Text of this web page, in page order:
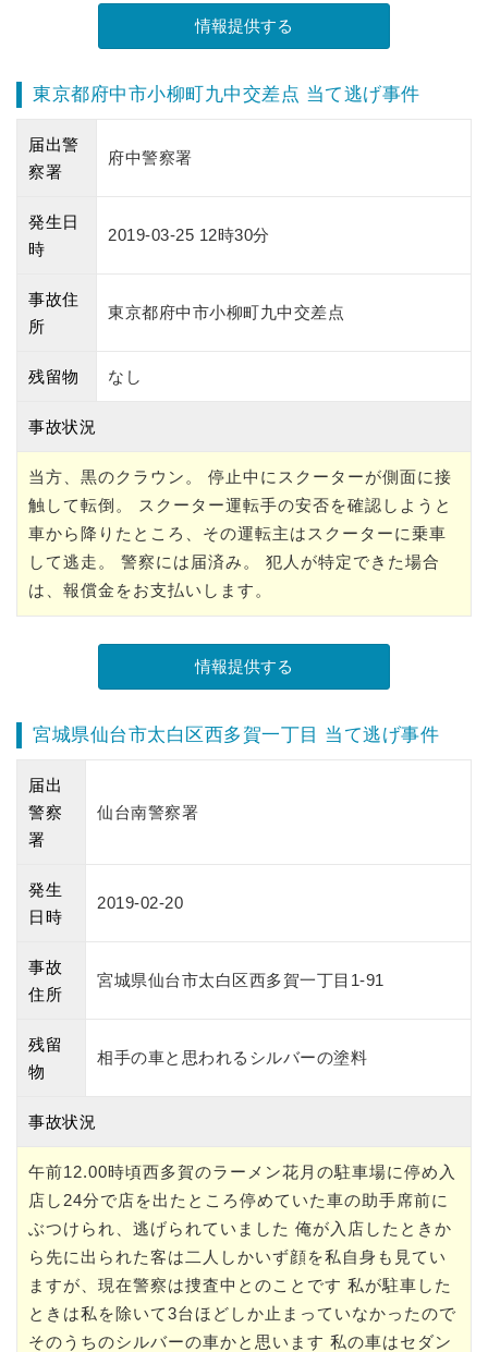
東京都府中市小柳町九中交差点 当て逃げ事件
届出警
察署
府中警察署
発生日
時
2019-03-25 12時30分
事故住
所
東京都府中市小柳町九中交差点
残留物 なし
事故状況
当方、黒のクラウン。 停止中にスクーターが側面に接
触して転倒。 スクーター運転手の安否を確認しようと
車から降りたところ、その運転主はスクーターに乗車
して逃走。 警察には届済み。 犯人が特定できた場合
は、報償金をお支払いします。
宮城県仙台市太白区西多賀一丁目 当て逃げ事件
届出
警察
署
仙台南警察署
発生
日時
2019-02-20
事故
住所
宮城県仙台市太白区西多賀一丁目1-91
残留
物
相手の車と思われるシルバーの塗料
事故状況
午前12.00時頃西多賀のラーメン花月の駐車場に停め入
店し24分で店を出たところ停めていた車の助手席前に
ぶつけられ、逃げられていました 俺が入店したときか
ら先に出られた客は二人しかいず顔を私自身も見てい
ますが、現在警察は捜査中とのことです 私が駐車した
ときは私を除いて3台ほどしか止まっていなかったので
そのうちのシルバーの車かと思います 私の車はセダン